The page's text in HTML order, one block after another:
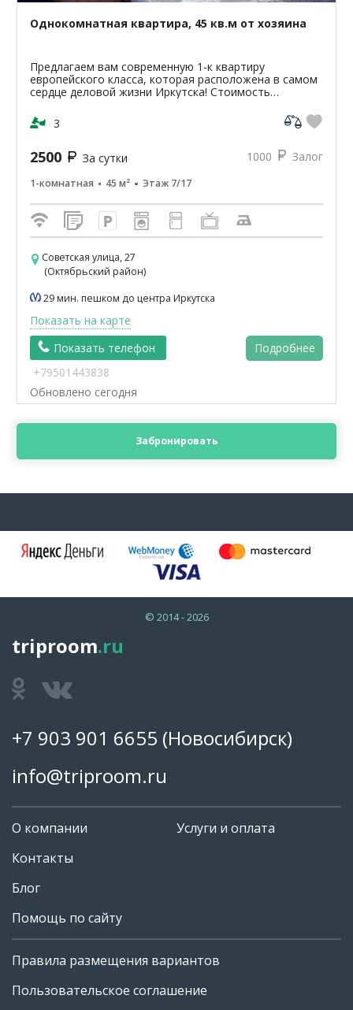
+7 903 901 6655
Однокомнатная квартира, 45 кв.м от хозяина
Предлагаем вам современную 1-к квартиру
европейского класса, которая расположена в самом
сердце деловой жизни Иркутска! Стоимость
от сроков и перио...
3
2500 За сутки 1000 Залог
1-комнатная 45 м² Этаж 7/17
Советская улица, 27
(Октябрьский район)
29 мин. пешком до центра Иркутска
Показать на карте
Показать телефон
Подробнее
+79501443838
Обновлено сегодня
Забронировать
© 2014 - 2026
triproom.ru
+7 903 901 6655 (Новосибирск)
info@triproom.ru
О компании
Контакты
Блог
Помощь по сайту
Услуги и оплата
Правила размещения вариантов
Пользовательское соглашение